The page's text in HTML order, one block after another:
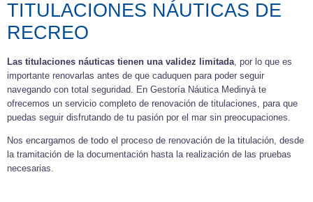
TITULACIONES NÁUTICAS DE
RECREO
Las titulaciones náuticas tienen una validez limitada, por lo que es
importante renovarlas antes de que caduquen para poder seguir
navegando con total seguridad. En Gestoría Náutica Medinyà te
ofrecemos un servicio completo de renovación de titulaciones, para que
puedas seguir disfrutando de tu pasión por el mar sin preocupaciones.
Nos encargamos de todo el proceso de renovación de la titulación, desde
la tramitación de la documentación hasta la realización de las pruebas
necesarias.